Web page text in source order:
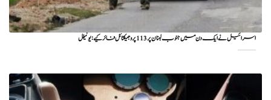
اسرائیل نے ایک دن میں جنوب لبنان پر 113 پروجیکٹائل فائر کیے: یونیفل